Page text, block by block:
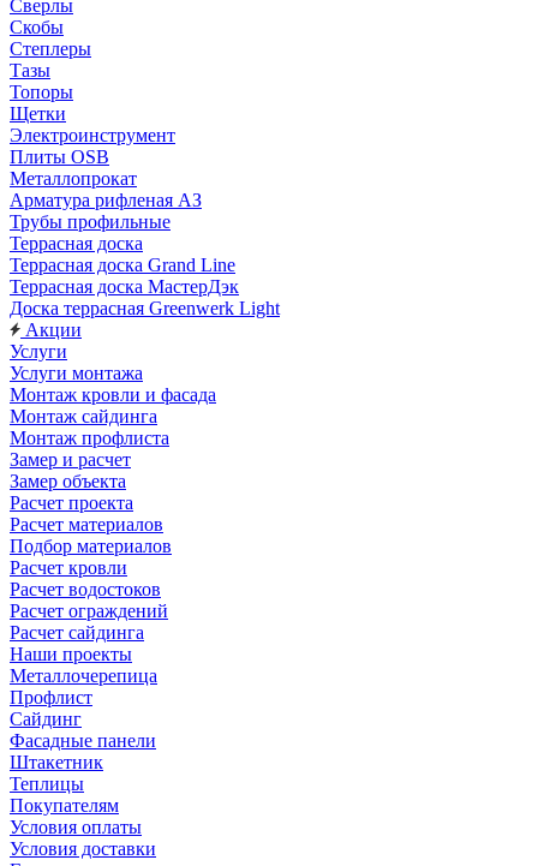
Сверлы
Скобы
Степлеры
Тазы
Топоры
Щетки
Электроинструмент
Плиты OSB
Металлопрокат
Арматура рифленая АЗ
Трубы профильные
Террасная доска
Террасная доска Grand Line
Террасная доска МастерДэк
Доска террасная Greenwerk Light
Акции
Услуги
Услуги монтажа
Монтаж кровли и фасада
Монтаж сайдинга
Монтаж профлиста
Замер и расчет
Замер объекта
Расчет проекта
Расчет материалов
Подбор материалов
Расчет кровли
Расчет водостоков
Расчет ограждений
Расчет сайдинга
Наши проекты
Металлочерепица
Профлист
Сайдинг
Фасадные панели
Штакетник
Теплицы
Покупателям
Условия оплаты
Условия доставки